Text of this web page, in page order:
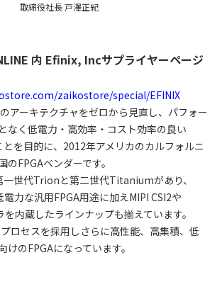
取締役社長 戸澤正紀
内 Efinix, Incサプライヤーページ
zaikostore/special/EFINIX
アーキテクチャをゼロから見直し、パフォー
なく低電力・高効率・コスト効率の良い
とを目的に、2012年アメリカのカルフォルニ
のFPGAベンダーです。
世代Trionと第二世代Titaniumがあり、
力な汎用FPGA用途に加えMIPI CSI2や
内蔵したラインナップも揃えています。
ロセスを採用しさらに高性能、高集積、低
けのFPGAになっています。